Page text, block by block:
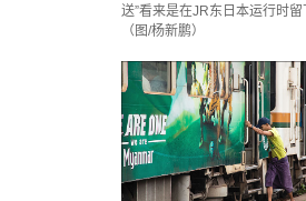
送”看来是在JR东日本运行时留
（图/杨新鹏）